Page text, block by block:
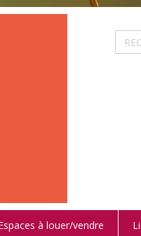
à louer/vendre